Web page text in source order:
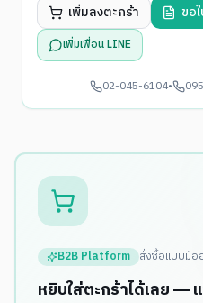
เพิ่มลงตะกร้า ขอ
เพิ่มเพื่อน LINE
02-045-6104•
B2B Platform สั่งซื้อแบบมือ
หยิบใส่ตะกร้าได้เลย —